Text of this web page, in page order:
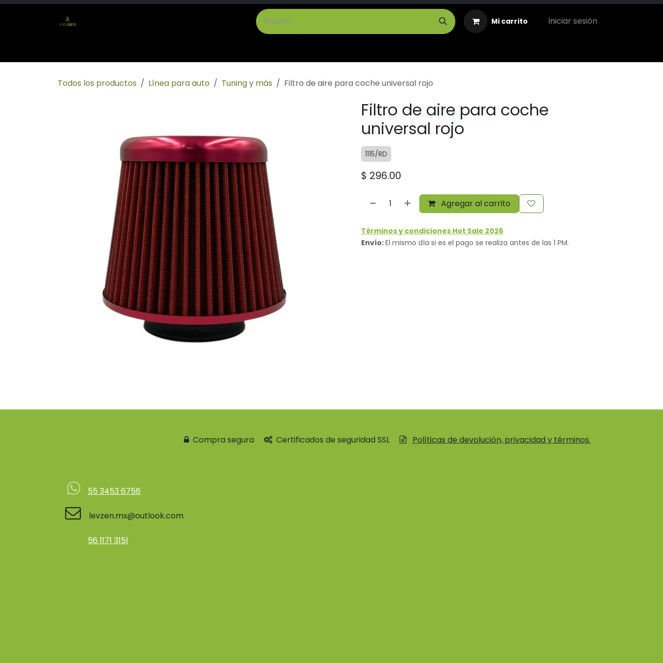
Ir al contenido
Mi carrito Iniciar sesión
Todos los productos Línea para auto Tuning y más Filtro de aire para coche universal rojo
Filtro de aire para coche
universal rojo
1115/RD
$ 296.00
Agregar al carrito
Términos y condiciones Hot Sale 2026
Envío:El mismo día si es el pago se realiza antes de las 1 PM.
Compra segura Certificados de seguridad SSL Políticas de devolución, privacidad y términos.
55 3453 6756
levzen.mx@outlook.com
56 1171 3151